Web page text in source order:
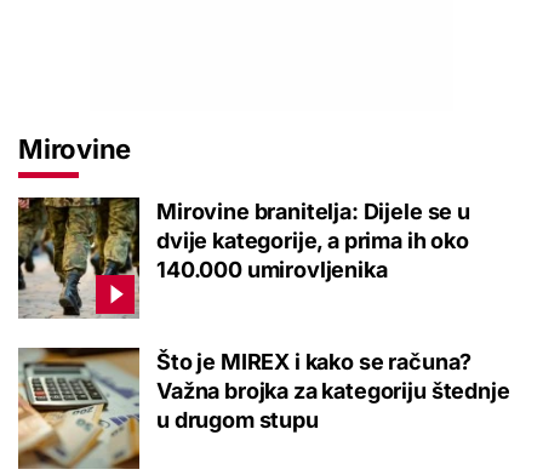
Mirovine
Mirovine branitelja: Dijele se u
dvije kategorije, a prima ih oko
140.000 umirovljenika
Što je MIREX i kako se računa?
Važna brojka za kategoriju štednje
u drugom stupu